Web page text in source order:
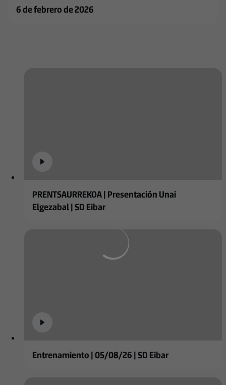
6 de febrero de 2026
PRENTSAURREKOA | Presentación Unai
Elgezabal | SD Eibar
Entrenamiento | 05/08/26 | SD Eibar